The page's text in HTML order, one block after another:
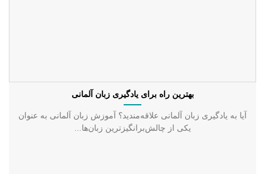
بهترین راه برای یادگیری زبان آلمانی
آیا به یادگیری زبان آلمانی علاقه‌مندید؟ آموزش زبان آلمانی به عنوان
یکی از چالش‌برانگیزترین زبان‌ها...